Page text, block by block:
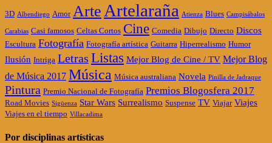
3D Albendiego Amor ArteArtelaraña Atienza Blues Campisábalos
Carabias Casi famosos Celtas Cortos Cine Comedia Dibujo Directo Discos
Escultura Fotografía Fotografía artística Guitarra Hiperrealismo Humor
Ilusión Intriga Letras Listas Mejor Blog de Cine / TV Mejor Blog
de Música 2017 Música Música australiana Novela Pinilla de Jadraque
Pintura Premio Nacional de Fotografía Premios Blogosfera 2017
Road Movies Sigüenza Star Wars Surrealismo Suspense TV Viajar Viajes
Viajes en el tiempo Villacadima
Por disciplinas artísticas